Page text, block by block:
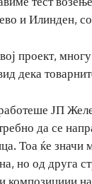
и Илинден,
проект,
дека
ЈП
да се
Тоа ќе
но од друга
композициии